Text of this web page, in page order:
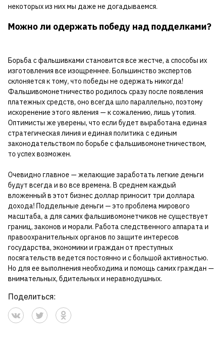
некоторых из них мы даже не догадываемся.
Можно ли одержать победу над подделками?
Борьба с фальшивками становится все жестче, а способы их
изготовления все изощреннее. Большинство экспертов
склоняется к тому, что победы не одержать никогда!
Фальшивомонетничество родилось сразу после появления
платежных средств, оно всегда шло параллельно, поэтому
искоренение этого явления — к сожалению, лишь утопия.
Оптимисты же уверены, что если будет выработана единая
стратегическая линия и единая политика с единым
законодательством по борьбе с фальшивомонетничеством,
то успех возможен.
Очевидно главное — желающие заработать легкие деньги
будут всегда и во все времена. В среднем каждый
вложенный в этот бизнес доллар приносит три доллара
дохода! Поддельные деньги — это проблема мирового
масштаба, а для самих фальшивомонетчиков не существует
границ, законов и морали. Работа следственного аппарата и
правоохранительных органов по защите интересов
государства, экономики и граждан от преступных
посягательств ведется постоянно и с большой активностью.
Но для ее выполнения необходима и помощь самих граждан —
внимательных, бдительных и неравнодушных.
Поделиться: